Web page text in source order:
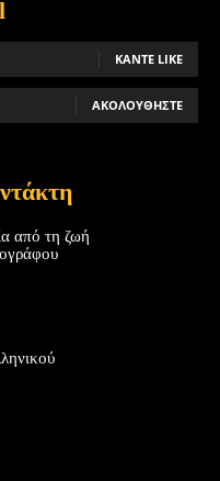
ΚΆΝΤΕ LIKE
ΑΚΟΛΟΥΘΉΣΤΕ
από τη ζωή